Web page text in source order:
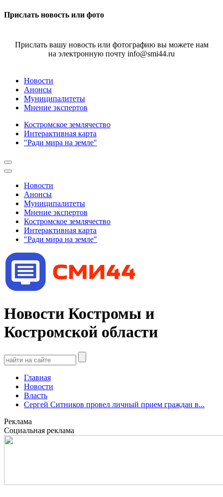
Прислать новость или фото
Прислать вашу новость или фотографию вы можете нам
на электронную почту info@smi44.ru
Новости
Анонсы
Муниципалитеты
Мнение экспертов
Костромское землячество
Интерактивная карта
"Ради мира на земле"
Новости
Анонсы
Муниципалитеты
Мнение экспертов
Костромское землячество
Интерактивная карта
"Ради мира на земле"
Новости Костромы и
Костромской области
Главная
Новости
Власть
Сергей Ситников провел личный прием граждан в...
Реклама
Социальная реклама